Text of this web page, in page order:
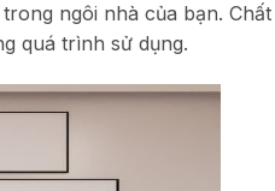
ngôi nhà của bạn.
quá trình sử dụng.